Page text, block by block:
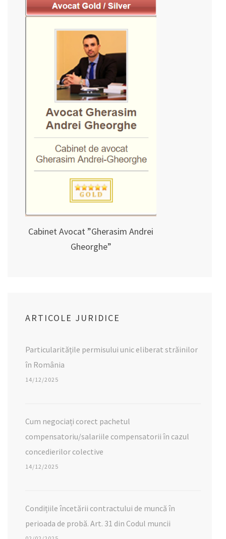
Cabinet Avocat ”Gherasim Andrei
Gheorghe”
ARTICOLE JURIDICE
Particularitățile permisului unic eliberat străinilor
în România
14/12/2025
Cum negociați corect pachetul
compensatoriu/salariile compensatorii în cazul
concedierilor colective
14/12/2025
Condițiile încetării contractului de muncă în
perioada de probă. Art. 31 din Codul muncii